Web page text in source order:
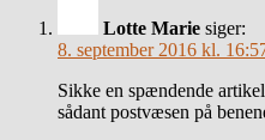
Lotte Marie siger:
8. september 2016 kl.
Sikke en spændende
sådant postvæsen på